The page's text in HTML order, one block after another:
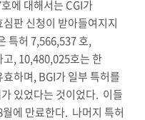
에 대해서는 CGI가
판 신청이 받아들여지지
특허 7,566,537 호,
, 10,480,025호는 한
하며, BGI가 일부 특허를
있었다는 것이었다. 이들
에 만료한다. 나머지 특허